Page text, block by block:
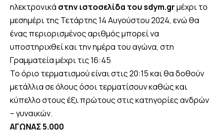
ηλεκτρονικά στην ιστοσελίδα του sdym.grμέχρι το
μεσημέρι της Τετάρτης 14 Αυγούστου 2024, ενώ θα
ένας περιορισμένος αριθμός μπορεί να
υποστηριχθεί και την ημέρα του αγώνα, στη
Γραμματεία μέχρι τις 16:45
Το όριο τερματισμού είναι στις 20:15 και θα δοθούν
μετάλλια σε όλους όσοι τερματίσουν καθώς και
κύπελλο στους έξι πρώτους στις κατηγορίες ανδρών
– γυναικών.
ΑΓΩΝΑΣ 5.000